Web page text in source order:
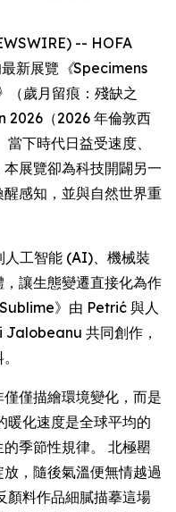
-- HOFA
新展覽 《Specimens
（歲月留痕：殘缺之
2026（2026 年倫敦西
下時代日益受速度、
展覽卻為科技開闢另一
感知，並與自然世界重
工智能 (AI)、機械裝
讓生態變遷直接化為作
》由 Petrić 與人
Jalobeanu 共同創作，
僅描繪環境變化，而是
暖化速度是全球平均的
季節性規律。 北極罌
，隨後氣溫便無情越過
顏料作品細膩描摹這場